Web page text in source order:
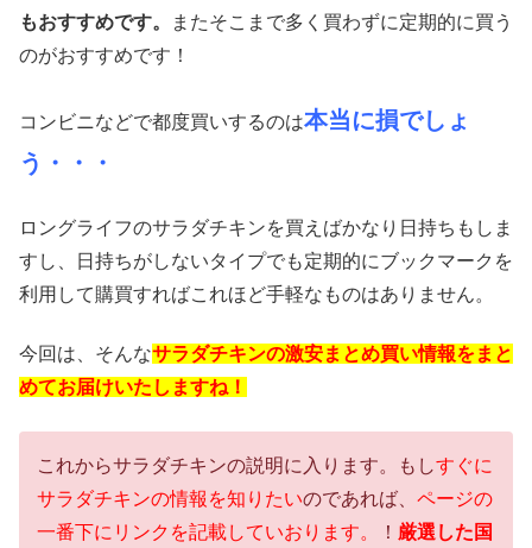
もおすすめです。
またそこまで多く買わずに定期的に買う
のがおすすめです！
コンビニなどで都度買いするのは本当に損でしょ
う・・・
ロングライフのサラダチキンを買えばかなり日持ちもしま
すし、日持ちがしないタイプでも定期的にブックマークを
利用して購買すればこれほど手軽なものはありません。
今回は、そんなサラダチキンの激安まとめ買い情報をまと
めてお届けいたしますね！
これからサラダチキンの説明に入ります。もしすぐに
サラダチキンの情報を知りたいのであれば、 ページの
一番下にリンクを記載していおります。
！ 厳選した国